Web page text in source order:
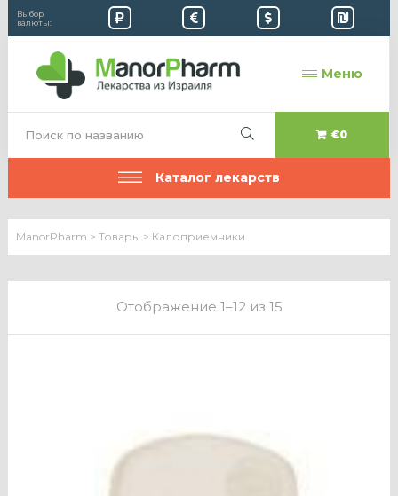
Выбор
валюты:
Меню
€0
Каталог лекарств
ManorPharm > Товары > Калоприемники
Отображение 1–12 из 15